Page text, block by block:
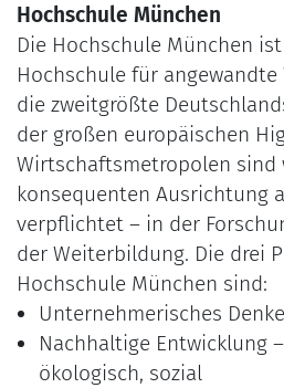
Hochschule München
Die Hochschule München
Hochschule für
die zweitgrößte
der großen europäischen
Wirtschaftsmetropolen sind
konsequenten Ausrichtung
verpflichtet – in der
der Weiterbildung. Die drei
Hochschule München sind:
Unternehmerisches
Nachhaltige Entwicklung
ökologisch, sozial